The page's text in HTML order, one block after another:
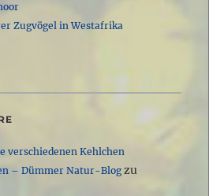
Zugvögel in Westafrika
verschiedenen Kehlchen
– Dümmer Natur-Blogzu